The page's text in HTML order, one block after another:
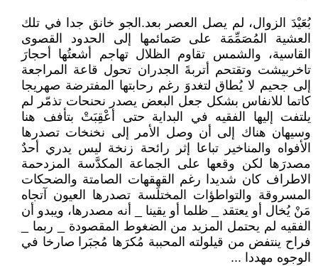
بُعَيْدَ الزوال، لم يصل العصر بعد.الجو خانق جدا في تلك
العشية المُصَمِّمَة على صَمائمها إلى الحدود القصوى
القاسية، والشمس تقاوم الظلال تهاجم أشعتُها أحجارَ
تاخربيشت وتقتحم أتربةَ الجدران تحول قاعة المراجعة
إلى جحيم لا يُطاق لتغدوَ رغم رحابتها المفترضة صهريجا
كاتما للانفاس بشكل جعل البعض يصدر نحنحات تذمّر لم
يلتفت إليها الفقيه في البداية حتى أعْقِبَتْ بتأفف هنا
وسيهان هناك إلى أن وصل الأمر إلى نخنخات تصدرها
الأفواه والمناخير تباعا إثر رائحة زنخة ليس يدري أحدٌ
مصدرَها لكن وقعها على الجماعة المكدَّسة المزدحمة
الاطراف كان شديدا رغم القهقهات الصامتة والضحكات
المسروقة والتواطؤات المختلَسة تصدرها العيون آتجاه
مَنْ يُخال أو يعتقد _ ظلما أو يقينا _ أنه مصدرها، ويبدو أن
الفقيه لم يحتمل المزيد من الضغوط المقصودة _ ربما _
فراح ينتفض من قيلولته المحببة مُكرَها مُجبَرا صارخا في
الوجوه مهددا ...